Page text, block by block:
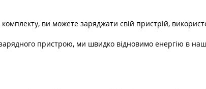
ви можете заряджати свій пристрій,
пристрою, ми швидко відновимо енергію в